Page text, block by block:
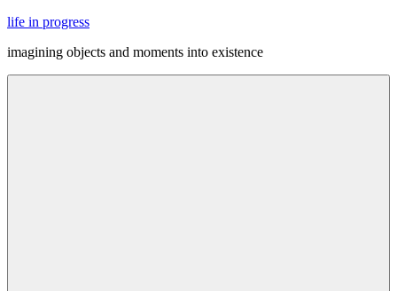
Skip
content
life in progress
imagining objects and moments into existence